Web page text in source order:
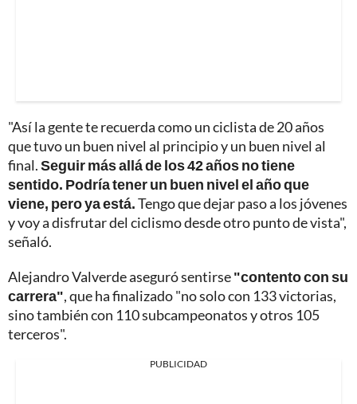
"Así la gente te recuerda como un ciclista de 20 años
que tuvo un buen nivel al principio y un buen nivel al
final.Seguir más allá de los 42 años no tiene
sentido. Podría tener un buen nivel el año que
viene, pero ya está.Tengo que dejar paso a los jóvenes
y voy a disfrutar del ciclismo desde otro punto de vista",
señaló.
Alejandro Valverde aseguró sentirse"contento con su
carrera", que ha finalizado "no solo con 133 victorias,
sino también con 110 subcampeonatos y otros 105
terceros".
PUBLICIDAD